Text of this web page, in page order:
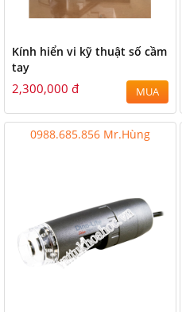
Kính hiển vi kỹ thuật số cầm
tay
2,300,000 đ MUA
0988.685.856 Mr.Hùng